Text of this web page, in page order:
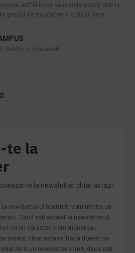
astfel incat sa reziste uzurii, atat la
gradul de murdarire si traficul sunt
Sector 6, Bucuresti
te la
te la newsletter chiar astazi.
la newsletter-ul nostru iti vom trimite un
Cand esti abonat la newsletter-ul
cu un caracter promotional sau
medie, chiar redusa. Daca doresti sa
dintr-un newsletter primit, daca esti